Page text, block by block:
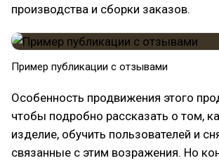
производства и сборки заказов.
Пример публикации с отзывами
Особенность продвижения этого
чтобы подробно рассказать о том,
изделие, обучить пользователей и
связанные с этим возражения. Но